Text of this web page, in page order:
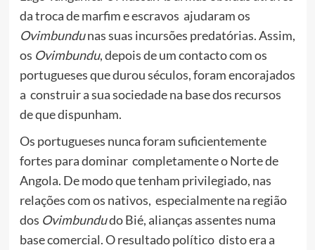
da troca de marfim e escravos ajudaram os
Ovimbundunas suas incursões predatórias. Assim,
os Ovimbundu, depois de um contacto com os
portugueses que durou séculos, foram encorajados
a construir a sua sociedade na base dos recursos
de que dispunham.
Os portugueses nunca foram suficientemente
fortes para dominar completamente o Norte de
Angola. De modo que tenham privilegiado, nas
relações com os nativos, especialmente na região
dos Ovimbundudo Bié, alianças assentes numa
base comercial. O resultado político disto era a